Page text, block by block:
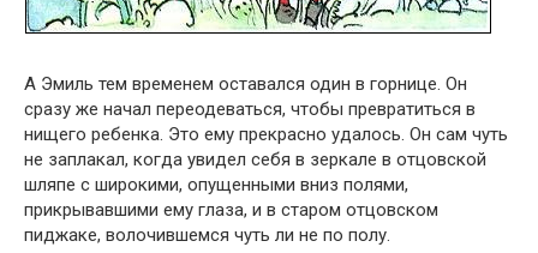
А Эмиль тем временем оставался один в горнице. Он
сразу же начал переодеваться, чтобы превратиться в
нищего ребенка. Это ему прекрасно удалось. Он сам чуть
не заплакал, когда увидел себя в зеркале в отцовской
шляпе с широкими, опущенными вниз полями,
прикрывавшими ему глаза, и в старом отцовском
пиджаке, волочившемся чуть ли не по полу.